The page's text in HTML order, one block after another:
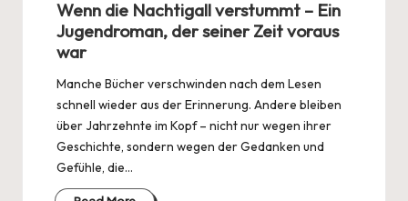
Wenn die Nachtigall verstummt – Ein
Jugendroman, der seiner Zeit voraus
war
Manche Bücher verschwinden nach dem Lesen
schnell wieder aus der Erinnerung. Andere bleiben
über Jahrzehnte im Kopf – nicht nur wegen ihrer
Geschichte, sondern wegen der Gedanken und
Gefühle, die…